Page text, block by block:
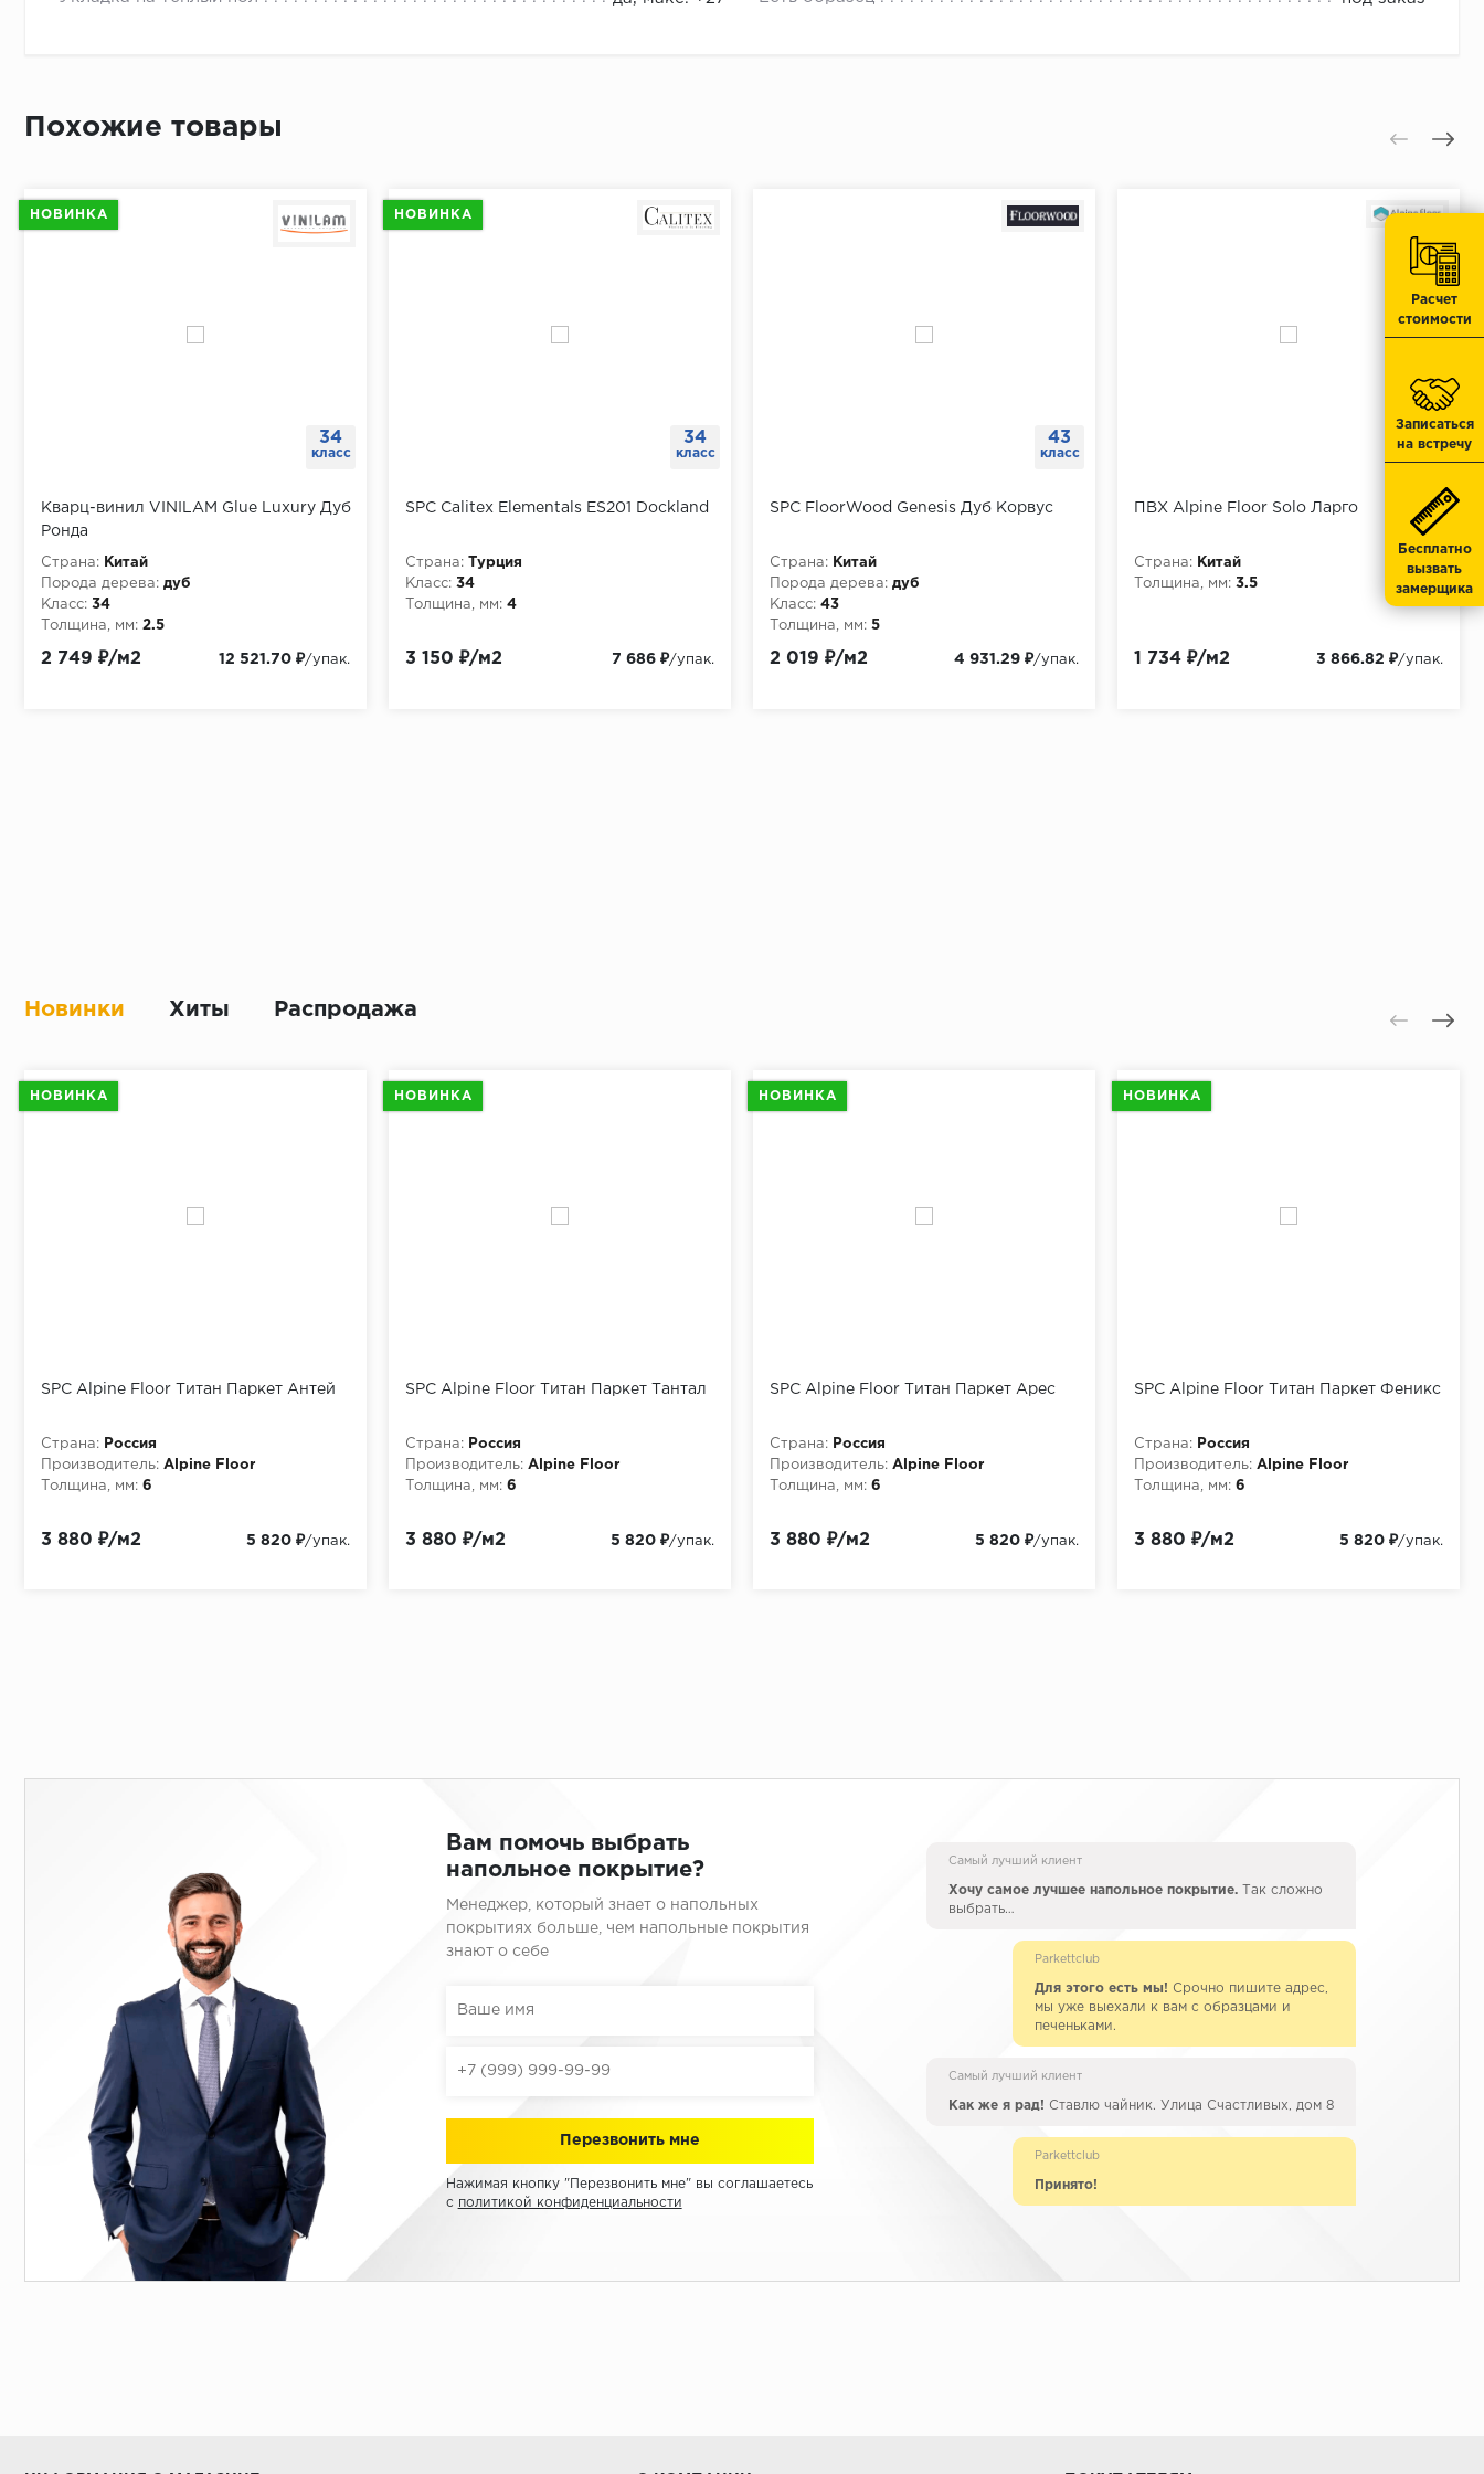
При помощи шуруповерта завернуть саморезы через плинтус в дюбеля.
Похожие товары
34
класс
НОВИНКА
Кварц-винил VINILAM Glue Luxury Дуб
Ронда
Страна:
Китай
Порода дерева: дуб
Класс: 34
Толщина, мм: 2.5
2 749 ₽/м2 12 521.70 ₽/упак.
34
класс
НОВИНКА
SPC Calitex Elementals ES201 Dockland
Страна:
Турция
Класс: 34
Толщина, мм: 4
3 150 ₽/м2 7 686 ₽/упак.
43
класс
SPC FloorWood Genesis Дуб Корвус
Страна:
Китай
Порода дерева: дуб
Класс: 43
Толщина, мм: 5
2 019 ₽/м2 4 931.29 ₽/упак.
ПВХ Alpine Floor Solo Ларго
Страна:
Китай
Толщина, мм: 3.5
1 734 ₽/м2 3 866.82 ₽/упак.
Новинки Хиты Распродажа
НОВИНКА
SPC Alpine Floor Титан Паркет Антей
Страна:
Россия
Производитель: Alpine Floor
Толщина, мм: 6
3 880 ₽/м2 5 820 ₽/упак.
НОВИНКА
SPC Alpine Floor Титан Паркет Тантал
Страна:
Россия
Производитель: Alpine Floor
Толщина, мм: 6
3 880 ₽/м2 5 820 ₽/упак.
НОВИНКА
SPC Alpine Floor Титан Паркет Арес
Страна:
Россия
Производитель: Alpine Floor
Толщина, мм: 6
3 880 ₽/м2 5 820 ₽/упак.
НОВИНКА
SPC Alpine Floor Титан Паркет Феникс
Страна:
Россия
Производитель: Alpine Floor
Толщина, мм: 6
3 880 ₽/м2 5 820 ₽/упак.
Вам помочь выбрать
напольное покрытие?
Менеджер, который знает о напольных
покрытиях больше, чем напольные покрытия
знают о себе
Нажимая кнопку "Перезвонить мне" вы соглашаетесь
с
политикой конфиденциальности
Самый лучший клиент
Хочу самое лучшее напольное покрытие.Так сложно
выбрать…
Parkettclub
Для этого есть мы! Срочно пишите адрес,
мы уже выехали к вам с образцами и
печеньками.
Самый лучший клиент
Как же я рад! Ставлю чайник. Улица Счастливых, дом 8
Parkettclub
Принято!
Расчет
стоимости
Записаться
на встречу
Бесплатно
вызвать
замерщика